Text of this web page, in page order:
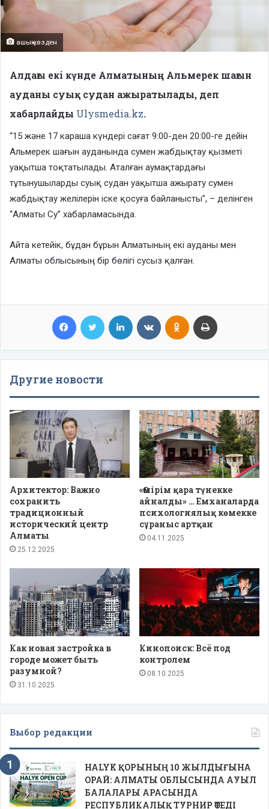
ашық көзден
Алдағы екі күнде Алматының Альмерек шағын
ауданы суық судан ажыратылады, деп
хабарлайды Ulysmedia.kz.
“15 және 17 караша күндері сағат 9:00-ден 20:00-ге дейін
Альмерек шағын ауданында сумен жабдықтау қызметі
уақытша тоқтатылады. Аталған аумақтардағы
тұтынушыларды суық судан уақытша ажырату сумен
жабдықтау желілерін іске қосуға байланысты”, – делінген
“Алматы Су” хабарламасында.
Айта кетейік, бұдан бұрын Алматының екі ауданы мен
Алматы облысының бір бөлігі сусыз қалған.
Facebook Twitter LinkedIn VKontakteOdnoklassniki
Другие новости
Архитектор: Важно
сохранить
традиционный
исторический центр
Алматы
25.12.2025
«Өмірім қара түнекке
айналды» … Емханаларда
психологиялық көмекке
сұраныс артқан
04.11.2025
Как новая застройка в
городе может быть
разумной?
31.10.2025
Кинопоиск: Всё под
контролем
08.10.2025
Выбор редакции
HALYK ҚОРЫНЫҢ 10 ЖЫЛДЫҒЫНА
ОРАЙ: АЛМАТЫ ОБЛЫСЫНДА АУЫЛ
БАЛАЛАРЫ АРАСЫНДА
РЕСПУБЛИКАЛЫҚ ТУРНИР ӨТЕДІ